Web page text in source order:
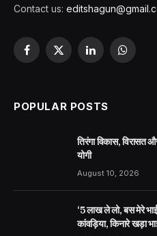
Contact us:
Facebook
X
LinkedIn
POPULAR POSTS
तिरंगा विकास, विरासत
योगी
August 10, 2026
‘5 लाख ले लो, बस मेरे
कांवड़िया, किनारे खड़ा